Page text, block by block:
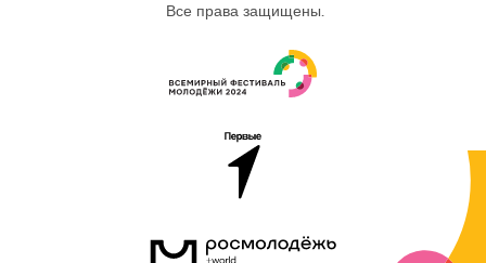
Все права защищены.